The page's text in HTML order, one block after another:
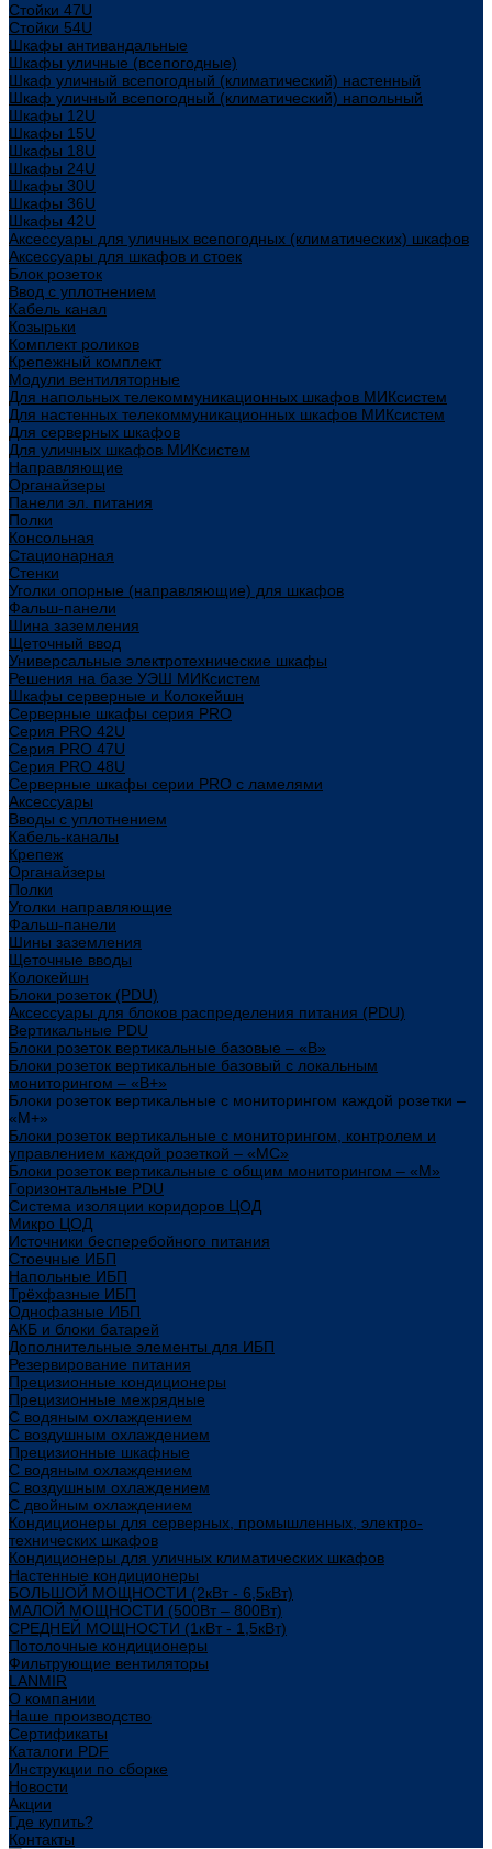
Стойки 47U
Стойки 54U
Шкафы антивандальные
Шкафы уличные (всепогодные)
Шкаф уличный всепогодный (климатический) настенный
Шкаф уличный всепогодный (климатический) напольный
Шкафы 12U
Шкафы 15U
Шкафы 18U
Шкафы 24U
Шкафы 30U
Шкафы 36U
Шкафы 42U
Аксессуары для уличных всепогодных (климатических) шкафов
Аксессуары для шкафов и стоек
Блок розеток
Ввод с уплотнением
Кабель канал
Козырьки
Комплект роликов
Крепежный комплект
Модули вентиляторные
Для напольных телекоммуникационных шкафов МИКсистем
Для настенных телекоммуникационных шкафов МИКсистем
Для серверных шкафов
Для уличных шкафов МИКсистем
Направляющие
Органайзеры
Панели эл. питания
Полки
Консольная
Стационарная
Стенки
Уголки опорные (направляющие) для шкафов
Фальш-панели
Шина заземления
Щеточный ввод
Универсальные электротехнические шкафы
Решения на базе УЭШ МИКсистем
Шкафы серверные и Колокейшн
Серверные шкафы серия PRO
Серия PRO 42U
Серия PRO 47U
Серия PRO 48U
Серверные шкафы серии PRO с ламелями
Аксессуары
Вводы с уплотнением
Кабель-каналы
Крепеж
Органайзеры
Полки
Уголки направляющие
Фальш-панели
Шины заземления
Щеточные вводы
Колокейшн
Блоки розеток (PDU)
Аксессуары для блоков распределения питания (PDU)
Вертикальные PDU
Блоки розеток вертикальные базовые – «В»
Блоки розеток вертикальные базовый с локальным
мониторингом – «В+»
Блоки розеток вертикальные с мониторингом каждой розетки –
«М+»
Блоки розеток вертикальные с мониторингом, контролем и
управлением каждой розеткой – «МС»
Блоки розеток вертикальные с общим мониторингом – «М»
Горизонтальные PDU
Система изоляции коридоров ЦОД
Микро ЦОД
Источники бесперебойного питания
Стоечные ИБП
Напольные ИБП
Трёхфазные ИБП
Однофазные ИБП
АКБ и блоки батарей
Дополнительные элементы для ИБП
Резервирование питания
Прецизионные кондиционеры
Прецизионные межрядные
С водяным охлаждением
С воздушным охлаждением
Прецизионные шкафные
С водяным охлаждением
С воздушным охлаждением
С двойным охлаждением
Кондиционеры для серверных, промышленных, электро-
технических шкафов
Кондиционеры для уличных климатических шкафов
Настенные кондиционеры
БОЛЬШОЙ МОЩНОСТИ (2кВт - 6,5кВт)
МАЛОЙ МОЩНОСТИ (500Вт – 800Вт)
СРЕДНЕЙ МОЩНОСТИ (1кВт - 1,5кВт)
Потолочные кондиционеры
Фильтрующие вентиляторы
LANMIR
О компании
Наше производство
Сертификаты
Каталоги PDF
Инструкции по сборке
Новости
Акции
Где купить?
Контакты